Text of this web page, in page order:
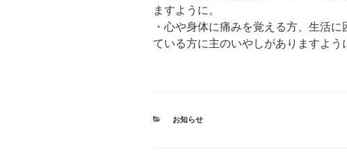
ますように。
・心や身体に痛みを覚える方、生活に
ている方に主のいやしがありますよう
カ
お知らせ